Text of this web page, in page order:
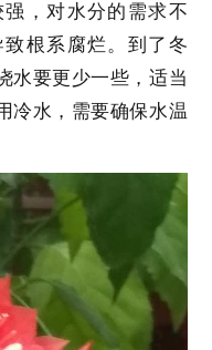
，对水分的需求不
根系腐烂。到了冬
水要更少一些，适当
冷水，需要确保水温